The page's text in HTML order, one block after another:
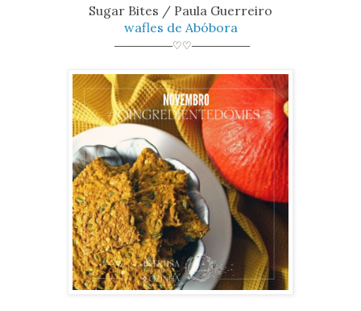
Sugar Bites / Paula Guerreiro
wafles de Abóbora
────────♡♡────────